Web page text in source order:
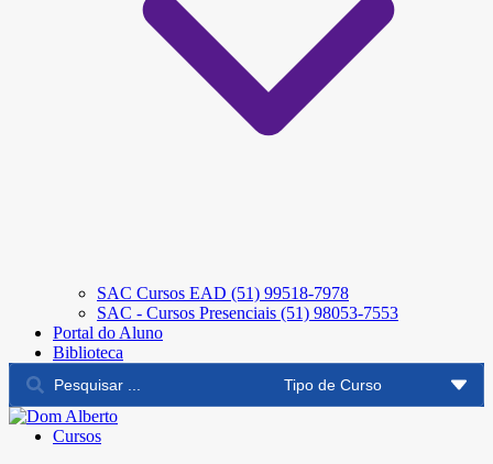
SAC Cursos EAD (51) 99518-7978
SAC - Cursos Presenciais (51) 98053-7553
Portal do Aluno
Biblioteca
Cursos